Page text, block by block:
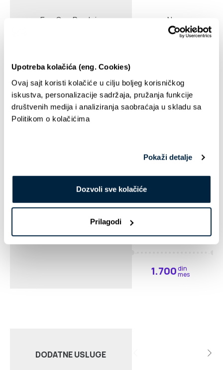
Upotreba kolačića (eng. Cookies)
Ovaj sajt koristi kolačiće u cilju boljeg korisničkog
iskustva, personalizacije sadržaja, pružanja funkcije
društvenih medija i analiziranja saobraćaja u skladu sa
Politikom o kolačićima
Pokaži detalje
Dozvoli sve kolačiće
Prilagodi
Eco One Prodaja
Eco One Putni nalozi
Eco One Vozila
Eco One Protokol
HDD Prostor
Ne
Da
1.700din
mes
DODATNE USLUGE